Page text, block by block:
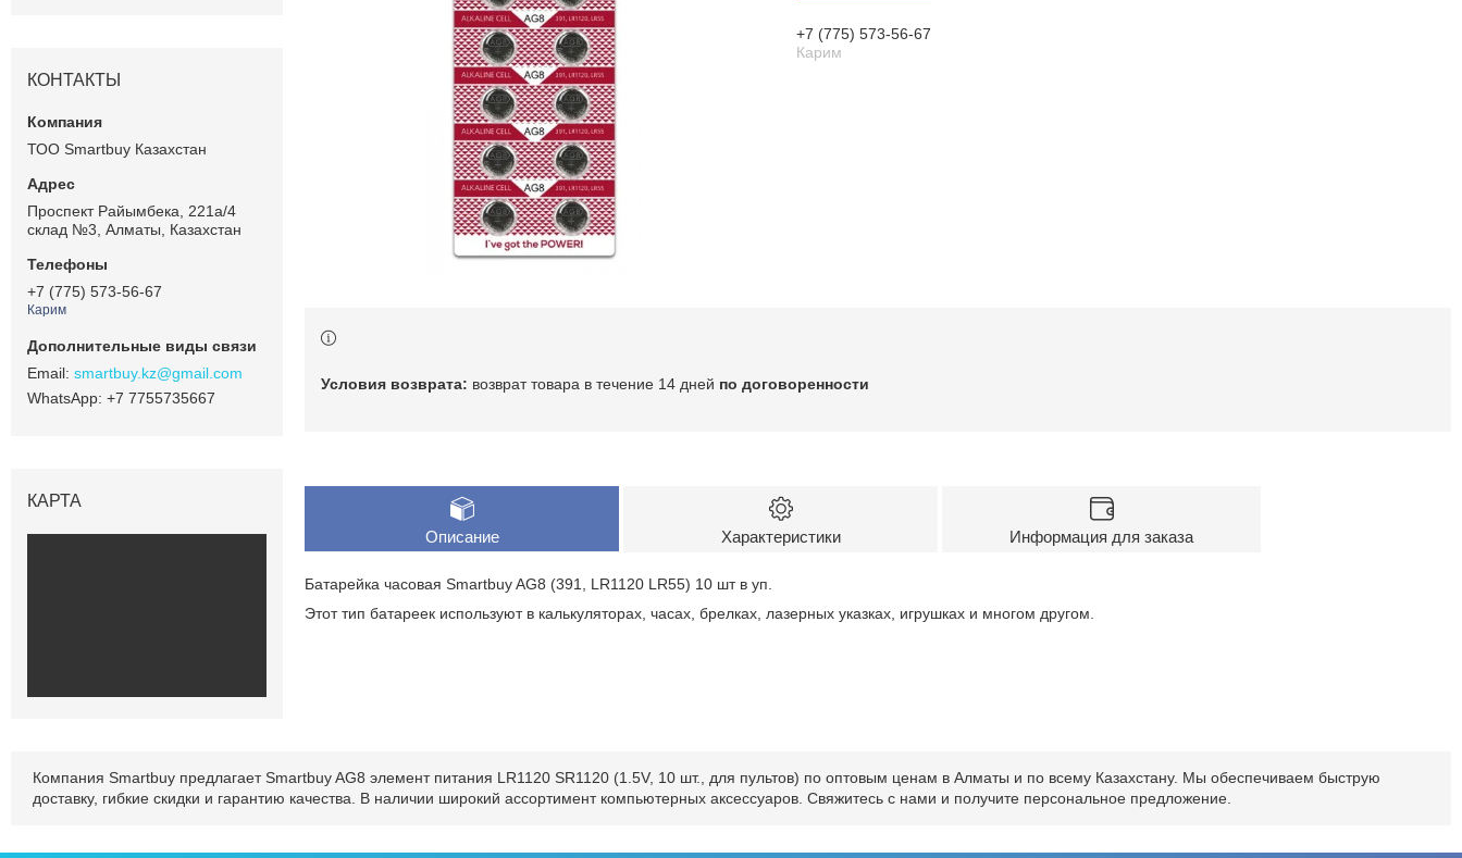
+7 (775) 573-56-67
Карим
возврат товара в течение 14 дней по договоренности
Описание Характеристики Информация для заказа
Батарейка часовая Smartbuy AG8 (391, LR1120 LR55) 10 шт в уп.
Этот тип батареек используют в калькуляторах, часах, брелках, лазерных указках, игрушках и многом другом.
КОНТАКТЫ
ТОО Smartbuy Казахстан
Проспект Райымбека, 221а/4
склад №3, Алматы, Казахстан
+7 (775) 573-56-67
Карим
smartbuy.kz@gmail.com
+7 7755735667
КАРТА
Компания Smartbuy предлагает Smartbuy AG8 элемент питания LR1120 SR1120 (1.5V, 10 шт., для пультов) по оптовым ценам в Алматы и по всему Казахстану. Мы обеспечиваем быструю
доставку, гибкие скидки и гарантию качества. В наличии широкий ассортимент компьютерных аксессуаров. Свяжитесь с нами и получите персональное предложение.